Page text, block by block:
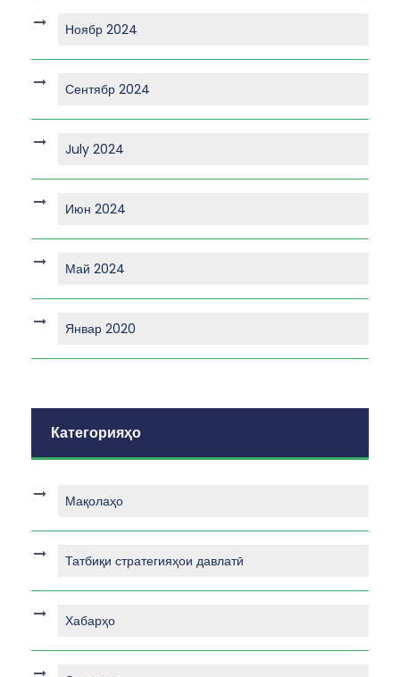
Ноябр 2024
Сентябр 2024
July 2024
Июн 2024
Май 2024
Январ 2020
Категорияҳо
Мақолаҳо
Татбиқи стратегияҳои давлатӣ
Хабарҳо